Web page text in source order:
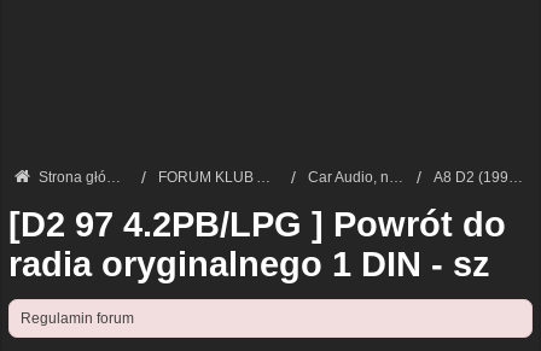
Strona główna FORUM KLUB AUDI A8 - FORUM TECHNICZNE Car Audio, nawigacja, CB radio A8 D2 (1994 - 2002)
[D2 97 4.2PB/LPG ] Powrót do
radia oryginalnego 1 DIN - sz
Regulamin forum